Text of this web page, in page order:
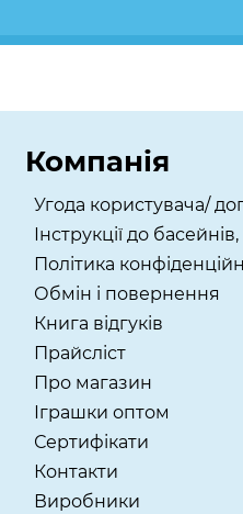
Компанія
Угода користувача/
Інструкції до
Політика
Обмін і повернення
Книга відгуків
Прайсліст
Про магазин
Іграшки оптом
Сертифікати
Контакти
Виробники